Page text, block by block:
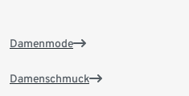
Damenmode
Damenschmuck